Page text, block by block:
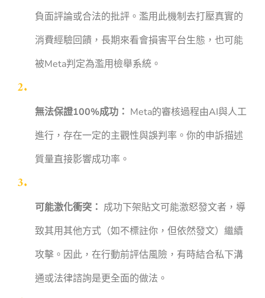
負面評論或合法的批評。濫用此機制去打壓真實的
消費經驗回饋，長期來看會損害平台生態，也可能
被Meta判定為濫用檢舉系統。
無法保證100%成功： Meta的審核過程由AI與人工
進行，存在一定的主觀性與誤判率。你的申訴描述
質量直接影響成功率。
可能激化衝突： 成功下架貼文可能激怒發文者，導
致其用其他方式（如不標註你，但依然發文）繼續
攻擊。因此，在行動前評估風險，有時結合私下溝
通或法律諮詢是更全面的做法。